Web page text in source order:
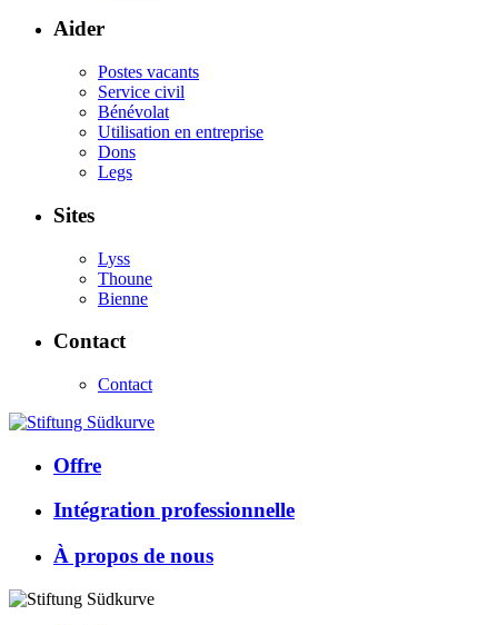
Aider
Postes vacants
Service civil
Bénévolat
Utilisation en entreprise
Dons
Legs
Sites
Lyss
Thoune
Bienne
Contact
Contact
Offre
Intégration professionnelle
À propos de nous